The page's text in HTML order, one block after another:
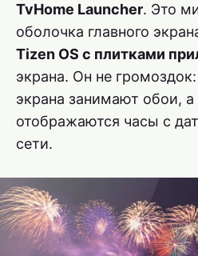
TvHome Launcher. Это
оболочка главного
Tizen OS с плитками
экрана. Он не
экрана занимают обои, а
отображаются часы с
сети.